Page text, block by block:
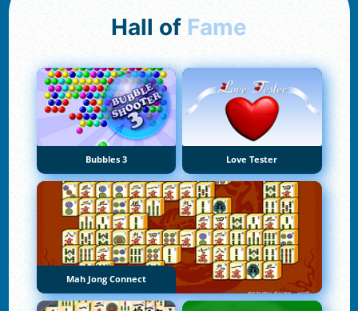
Hall of Fame
Bubbles 3 Love Tester
Mah Jong Connect